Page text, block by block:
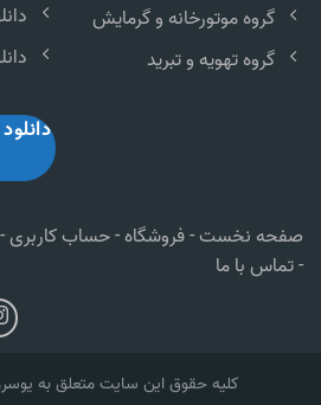
گروه موتورخانه و گرمایش
گروه تهویه و تبرید
صفحه نخست-فروشگاه-حساب کاربری-
-تماس با ما
کلیه حقوق این سایت متعلق به